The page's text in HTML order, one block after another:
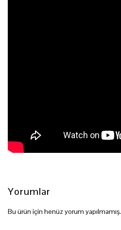
Yorumlar
Bu ürün için henüz yorum yapılmamış.